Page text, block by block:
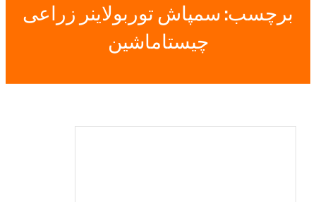
برچسب:سمپاش توربولاینر زراعی
چیستاماشین